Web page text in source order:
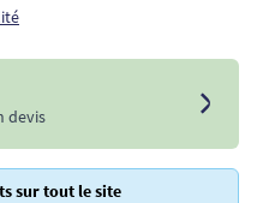
devis
sur tout le site